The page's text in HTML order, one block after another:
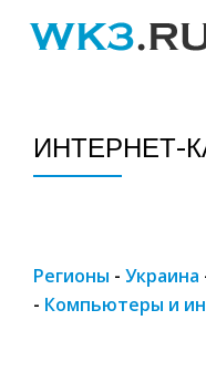
ИНТЕРНЕТ-
Регионы - Украина
- Компьютеры и